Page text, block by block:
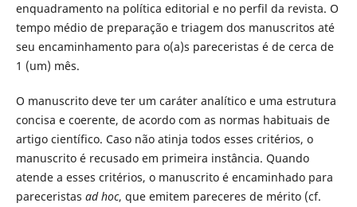
enquadramento na política editorial e no perfil da revista. O
tempo médio de preparação e triagem dos manuscritos até
seu encaminhamento para o(a)s pareceristas é de cerca de
1 (um) mês.
O manuscrito deve ter um caráter analítico e uma estrutura
concisa e coerente, de acordo com as normas habituais de
artigo científico. Caso não atinja todos esses critérios, o
manuscrito é recusado em primeira instância. Quando
atende a esses critérios, o manuscrito é encaminhado para
pareceristas ad hoc, que emitem pareceres de mérito (cf.